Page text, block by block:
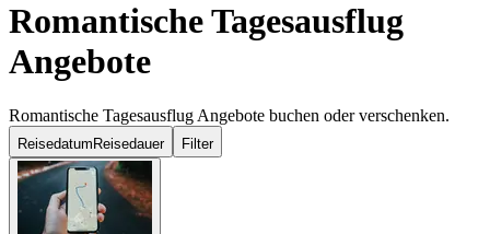
Romantische Tagesausflug
Angebote
Romantische Tagesausflug Angebote buchen oder verschenken.
Reisedatum Reisedauer Filter